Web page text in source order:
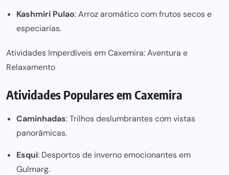
Kashmiri Pulao: Arroz aromático com frutos secos e
especiarias.
Atividades Imperdíveis em Caxemira: Aventura e
Relaxamento
Atividades Populares em Caxemira
Caminhadas: Trilhos deslumbrantes com vistas
panorâmicas.
Esqui: Desportos de inverno emocionantes em
Gulmarg.